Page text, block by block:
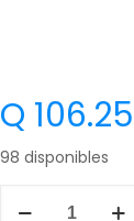
Q 106.25
98 disponibles